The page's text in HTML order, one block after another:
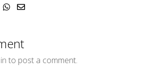
LinkedInWhatsapp
Share
to post a comment.